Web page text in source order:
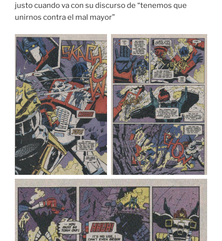
justo cuando va con su discurso de “tenemos que
unirnos contra el mal mayor”